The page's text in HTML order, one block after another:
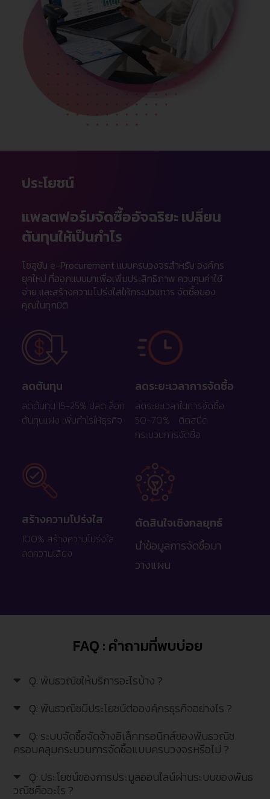
ประโยชน์
แพลตฟอร์มจัดซื้ออัจฉริยะ เปลี่ยน
ต้นทุนให้เป็นกำไร
โซลูชัน e-Procurement แบบครบวงจรสำหรับ องค์กร
ยุคใหม่ ที่ออกแบบมาเพื่อเพิ่มประสิทธิภาพ ควบคุมค่าใช้
จ่าย และสร้างความโปร่งใสให้กระบวนการ จัดซื้อของ
คุณในทุกมิติ
ลดต้นทุน
ลดต้นทุน 15-25% ปลด ล็อก
ต้นทุนแฝง เพิ่มกำไรให้ธุรกิจ
ลดระยะเวลาการจัดซื้อ
ลดระยะเวลาในการจัดซื้อ
50-70% ติดสปีด
กระบวนการจัดซื้อ
สร้างความโปร่งใส
100% สร้างความโปร่งใส
ลดความเสี่ยง
ตัดสินใจเชิงกลยุทธ์
นำข้อมูลการจัดซื้อมา
วางแผน
FAQ : คำถามที่พบบ่อย
Q: พันธวณิชให้บริการอะไรบ้าง ?
Q: พันธวณิชมีประโยชน์ต่อองค์กรธุรกิจอย่างไร ?
Q: ระบบจัดซื้อจัดจ้างอิเล็กทรอนิกส์ของพันธวณิช
ครอบคลุมกระบวนการจัดซื้อแบบครบวงจรหรือไม่ ?
Q: ประโยชน์ของการประมูลออนไลน์ผ่านระบบของพันธ
วณิชคืออะไร ?